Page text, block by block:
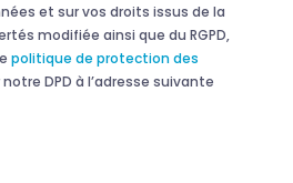
et sur vos droits issus de la
modifiée ainsi que du RGPD,
politique de protection des
DPD à l’adresse suivante